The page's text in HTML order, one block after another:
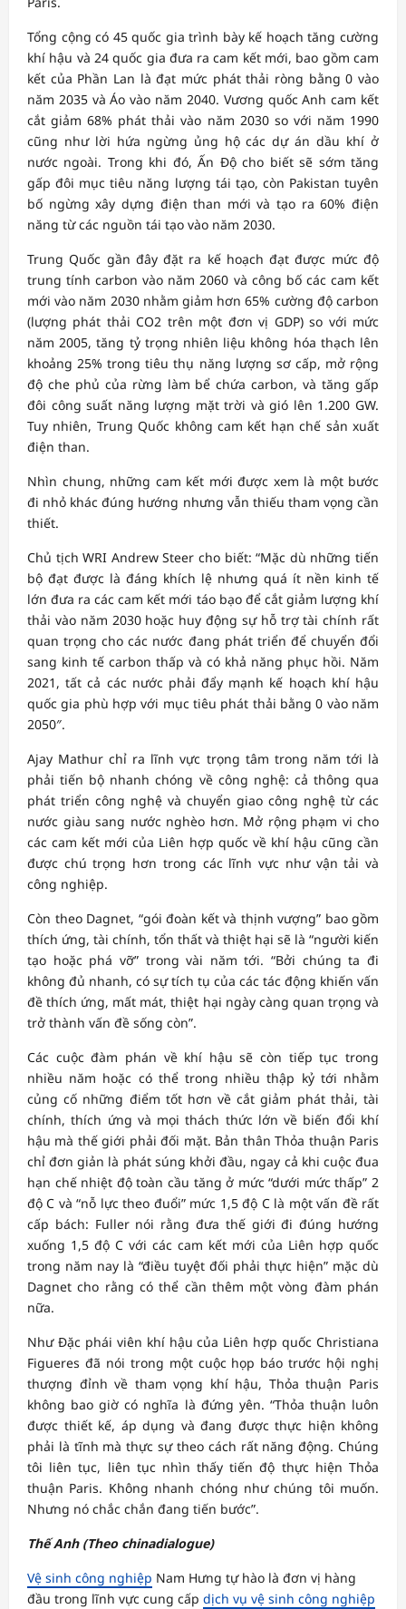
Tổng cộng có 45 quốc gia trình bày kế hoạch tăng cường
khí hậu và 24 quốc gia đưa ra cam kết mới, bao gồm cam
kết của Phần Lan là đạt mức phát thải ròng bằng 0 vào
năm 2035 và Áo vào năm 2040. Vương quốc Anh cam kết
cắt giảm 68% phát thải vào năm 2030 so với năm 1990
cũng như lời hứa ngừng ủng hộ các dự án dầu khí ở
nước ngoài. Trong khi đó, Ấn Độ cho biết sẽ sớm tăng
gấp đôi mục tiêu năng lượng tái tạo, còn Pakistan tuyên
bố ngừng xây dựng điện than mới và tạo ra 60% điện
năng từ các nguồn tái tạo vào năm 2030.
Trung Quốc gần đây đặt ra kế hoạch đạt được mức độ
trung tính carbon vào năm 2060 và công bố các cam kết
mới vào năm 2030 nhằm giảm hơn 65% cường độ carbon
(lượng phát thải CO2 trên một đơn vị GDP) so với mức
năm 2005, tăng tỷ trọng nhiên liệu không hóa thạch lên
khoảng 25% trong tiêu thụ năng lượng sơ cấp, mở rộng
độ che phủ của rừng làm bể chứa carbon, và tăng gấp
đôi công suất năng lượng mặt trời và gió lên 1.200 GW.
Tuy nhiên, Trung Quốc không cam kết hạn chế sản xuất
điện than.
Nhìn chung, những cam kết mới được xem là một bước
đi nhỏ khác đúng hướng nhưng vẫn thiếu tham vọng cần
thiết.
Chủ tịch WRI Andrew Steer cho biết: “Mặc dù những tiến
bộ đạt được là đáng khích lệ nhưng quá ít nền kinh tế
lớn đưa ra các cam kết mới táo bạo để cắt giảm lượng khí
thải vào năm 2030 hoặc huy động sự hỗ trợ tài chính rất
quan trọng cho các nước đang phát triển để chuyển đổi
sang kinh tế carbon thấp và có khả năng phục hồi. Năm
2021, tất cả các nước phải đẩy mạnh kế hoạch khí hậu
quốc gia phù hợp với mục tiêu phát thải bằng 0 vào năm
2050″.
Ajay Mathur chỉ ra lĩnh vực trọng tâm trong năm tới là
phải tiến bộ nhanh chóng về công nghệ: cả thông qua
phát triển công nghệ và chuyển giao công nghệ từ các
nước giàu sang nước nghèo hơn. Mở rộng phạm vi cho
các cam kết mới của Liên hợp quốc về khí hậu cũng cần
được chú trọng hơn trong các lĩnh vực như vận tải và
công nghiệp.
Còn theo Dagnet, “gói đoàn kết và thịnh vượng” bao gồm
thích ứng, tài chính, tổn thất và thiệt hại sẽ là “người kiến
tạo hoặc phá vỡ” trong vài năm tới. “Bởi chúng ta đi
không đủ nhanh, có sự tích tụ của các tác động khiến vấn
đề thích ứng, mất mát, thiệt hại ngày càng quan trọng và
trở thành vấn đề sống còn”.
Các cuộc đàm phán về khí hậu sẽ còn tiếp tục trong
nhiều năm hoặc có thể trong nhiều thập kỷ tới nhằm
củng cố những điểm tốt hơn về cắt giảm phát thải, tài
chính, thích ứng và mọi thách thức lớn về biến đổi khí
hậu mà thế giới phải đối mặt. Bản thân Thỏa thuận Paris
chỉ đơn giản là phát súng khởi đầu, ngay cả khi cuộc đua
hạn chế nhiệt độ toàn cầu tăng ở mức “dưới mức thấp” 2
độ C và “nỗ lực theo đuổi” mức 1,5 độ C là một vấn đề rất
cấp bách: Fuller nói rằng đưa thế giới đi đúng hướng
xuống 1,5 độ C với các cam kết mới của Liên hợp quốc
trong năm nay là “điều tuyệt đối phải thực hiện” mặc dù
Dagnet cho rằng có thể cần thêm một vòng đàm phán
nữa.
Như Đặc phái viên khí hậu của Liên hợp quốc Christiana
Figueres đã nói trong một cuộc họp báo trước hội nghị
thượng đỉnh về tham vọng khí hậu, Thỏa thuận Paris
không bao giờ có nghĩa là đứng yên. “Thỏa thuận luôn
được thiết kế, áp dụng và đang được thực hiện không
phải là tĩnh mà thực sự theo cách rất năng động. Chúng
tôi liên tục, liên tục nhìn thấy tiến độ thực hiện Thỏa
thuận Paris. Không nhanh chóng như chúng tôi muốn.
Nhưng nó chắc chắn đang tiến bước”.
Thế Anh (Theo chinadialogue)
Vệ sinh công nghiệp Nam Hưng tự hào là đơn vị hàng
đầu trong lĩnh vực cung cấp dịch vụ vệ sinh công nghiệp